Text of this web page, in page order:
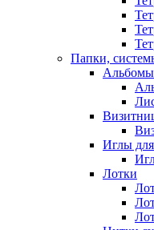
Папки,
Альбомы
Иглы
Лотки